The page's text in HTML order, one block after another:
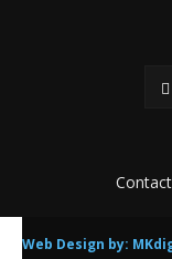
Web Design by: